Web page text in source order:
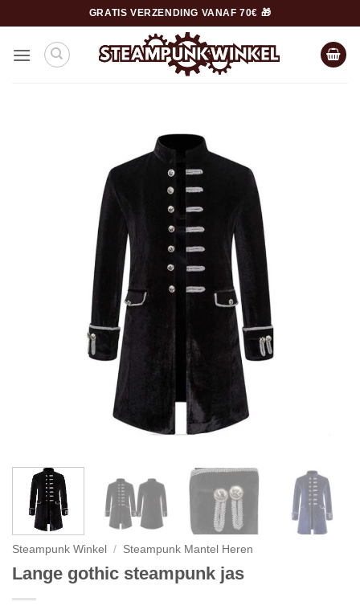
naar
inhoud
GRATIS VERZENDING VANAF 70€ 🎁
Steampunk Winkel / Steampunk Mantel Heren
Lange gothic steampunk jas